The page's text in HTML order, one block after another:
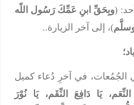
( وبِحَقِّ ابنِ عَمِّكَ رَسُول اللّه
)، إلى آخر الزيارة..
الجُمُعات، في آخرِ دُعاء كميل
يَا دَافِعَ النِّقَم، يَا نُوْرَ